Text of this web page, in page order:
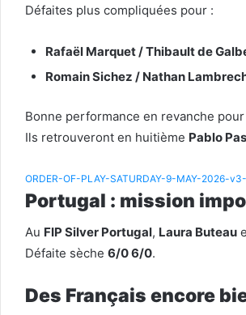
Défaites plus compliquées pour :
Rafaël Marquet / Thibault de
Romain Sichez / Nathan
Bonne performance en revanche pour
Ils retrouveront en huitième Pablo
ORDER-OF-PLAY-SATURDAY-9-MAY-2026-
Portugal : mission
Au FIP Silver Portugal, Laura Buteau
Défaite sèche 6/0 6/0.
Des Français encore